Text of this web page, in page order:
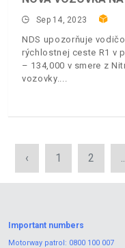
Sep 14, 2023
NDS upozorňuje
rýchlostnej ceste R1 v
– 134,000 v smere z
vozovky.
‹ 1 2
Important numbers
Motorway patrol: 0800 100 007